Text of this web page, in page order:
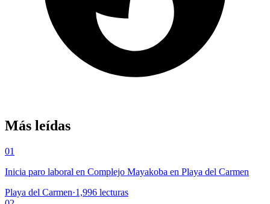
Más leídas
01
Inicia paro laboral en Complejo Mayakoba en Playa del Carmen
Playa del Carmen·1,996 lecturas